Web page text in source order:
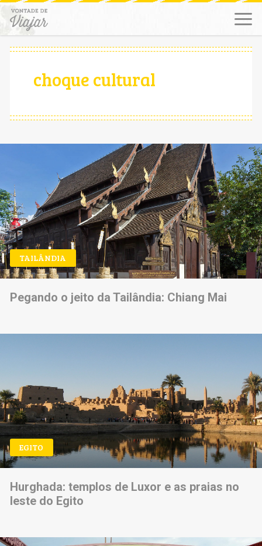
choque cultural
TAILÂNDIA
Pegando o jeito da Tailândia: Chiang Mai
EGITO
Hurghada: templos de Luxor e as praias no
leste do Egito